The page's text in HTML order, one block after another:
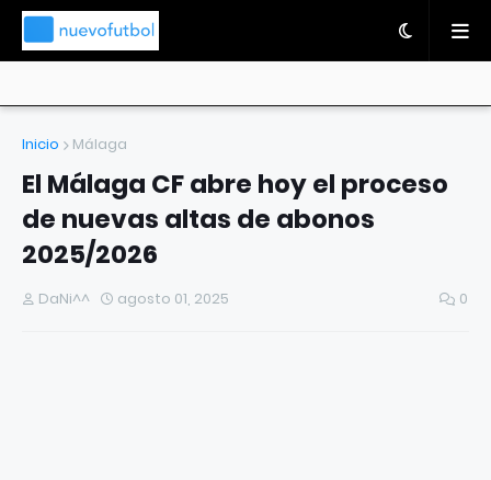
Inicio Málaga
El Málaga CF abre hoy el proceso
de nuevas altas de abonos
2025/2026
DaNi^^ agosto 01, 2025 0